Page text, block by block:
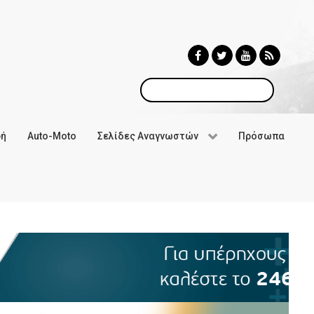
Αναζήτηση
Auto-Moto Σελίδες Αναγνωστών Πρόσωπα